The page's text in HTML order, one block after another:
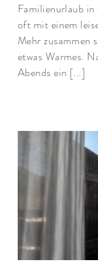
Familienurlaub
oft mit einem
Mehr zusammen
etwas Warmes.
Abends ein [...]